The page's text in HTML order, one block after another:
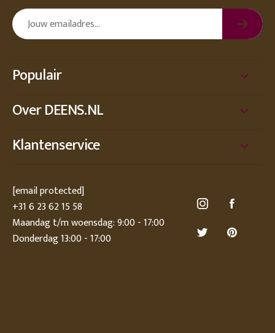
Populair
Over DEENS.NL
Klantenservice
[email protected]
+31 6 23 62 15 58
Maandag t/m woensdag: 9:00 - 17:00
Donderdag 13:00 - 17:00